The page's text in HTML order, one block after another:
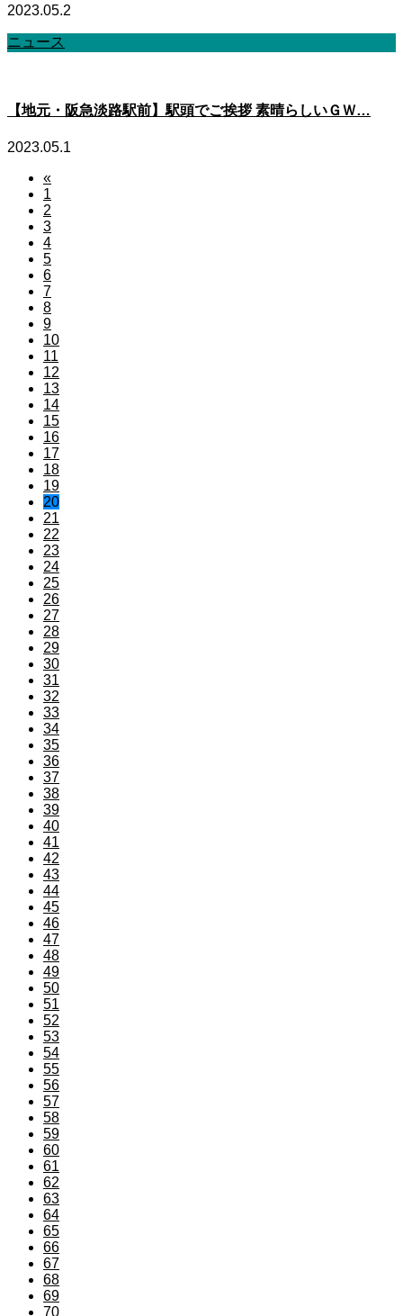
2023.05.2
ニュース
【地元・阪急淡路駅前】駅頭でご挨拶 素晴らしいＧＷ…
2023.05.1
«
1
2
3
4
5
6
7
8
9
10
11
12
13
14
15
16
17
18
19
20
21
22
23
24
25
26
27
28
29
30
31
32
33
34
35
36
37
38
39
40
41
42
43
44
45
46
47
48
49
50
51
52
53
54
55
56
57
58
59
60
61
62
63
64
65
66
67
68
69
70